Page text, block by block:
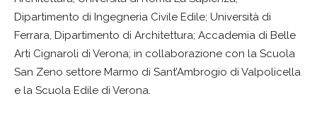
Dipartimento di Ingegneria Civile Edile; Università di
Ferrara, Dipartimento di Architettura; Accademia di Belle
Arti Cignaroli di Verona; in collaborazione con la Scuola
San Zeno settore Marmo di Sant’Ambrogio di Valpolicella
e la Scuola Edile di Verona.